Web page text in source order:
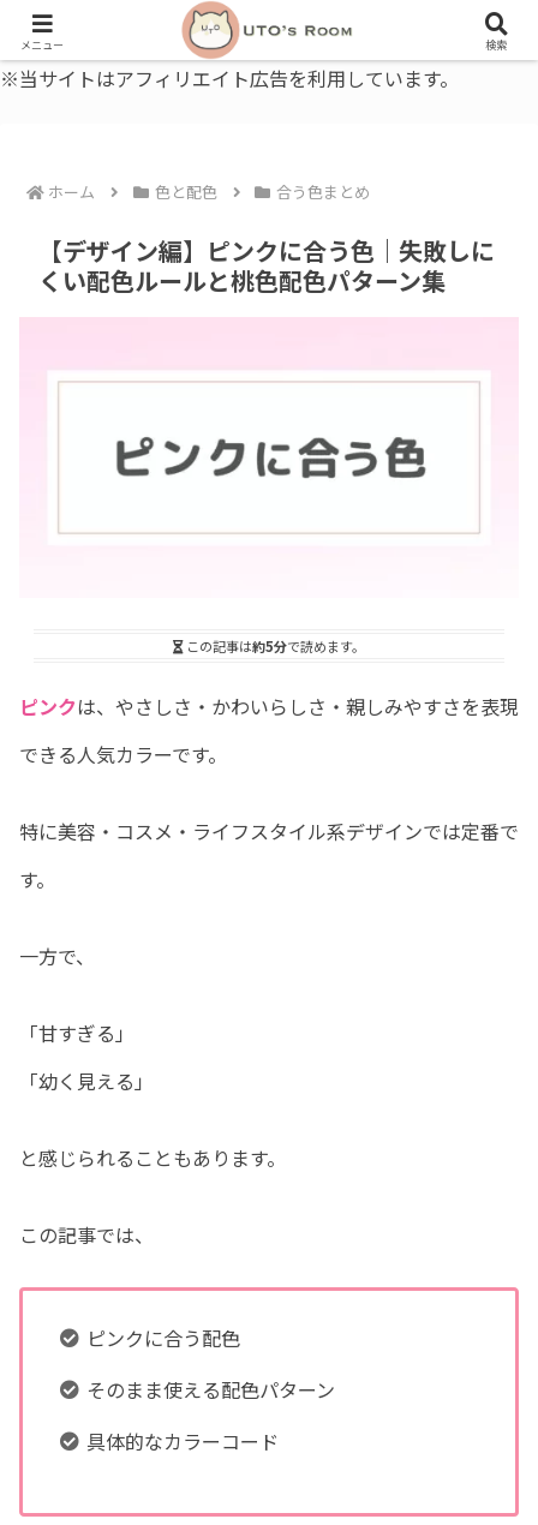
うとの部屋｜毎日に、ちょっと役立つ色と暮らし、健康のこと。
※当サイトはアフィリエイト広告を利用しています。
ホーム 色と配色 合う色まとめ
【デザイン編】ピンクに合う色｜失敗しに
くい配色ルールと桃色配色パターン集
この記事は約5分で読めます。
ピンクは、やさしさ・かわいらしさ・親しみやすさを表現
できる人気カラーです。
特に美容・コスメ・ライフスタイル系デザインでは定番で
す。
一方で、
「甘すぎる」
「幼く見える」
と感じられることもあります。
この記事では、
ピンクに合う配色
そのまま使える配色パターン
具体的なカラーコード
メニュー 検索